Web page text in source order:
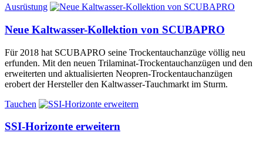
Ausrüstung
Neue Kaltwasser-Kollektion von SCUBAPRO
Für 2018 hat SCUBAPRO seine Trockentauchanzüge völlig neu
erfunden. Mit den neuen Trilaminat-Trockentauchanzügen und den
erweiterten und aktualisierten Neopren-Trockentauchanzügen
erobert der Hersteller den Kaltwasser-Tauchmarkt im Sturm.
Tauchen
SSI-Horizonte erweitern